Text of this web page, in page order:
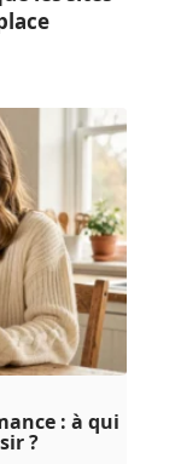
: à qui
?